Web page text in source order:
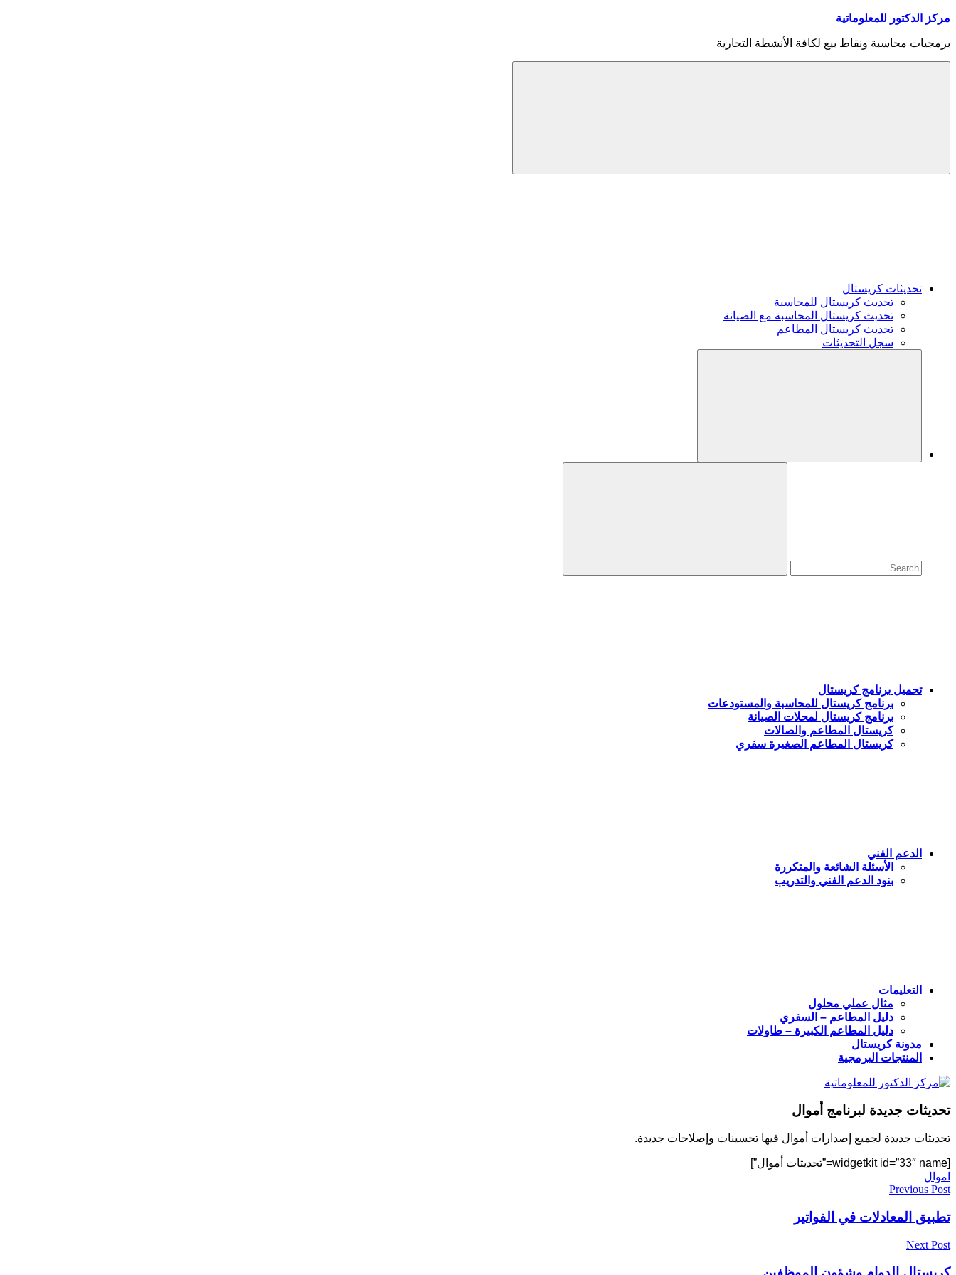
Skip
content
مركز الدكتور للمعلوماتية
برمجيات محاسبة ونقاط بيع لكافة الأنشطة التجارية
Menu
تحديثات كريستال
تحديث كريستال للمحاسبة
تحديث كريستال المحاسبة مع الصيانة
تحديث كريستال المطاعم
سجل التحديثات
Search
تحميل برنامج كريستال
برنامج كريستال للمحاسبة والمستودعات
برنامج كريستال لمحلات الصيانة
كريستال المطاعم والصالات
كريستال المطاعم الصغيرة سفري
الدعم الفني
الأسئلة الشائعة والمتكررة
بنود الدعم الفني والتدريب
التعليمات
مثال عملي محلول
دليل المطاعم – السفري
دليل المطاعم الكبيرة – طاولات
مدونة كريستال
المنتجات البرمجية
تحديثات جديدة لبرنامج أموال
تحديثات جديدة لجميع إصدارات أموال فيها تحسينات وإصلاحات جديدة.
[widgetkit id=”33″ name=”تحديثات أموال”]
اموال
تصفّح
المقالات
Previous Post
تطبيق المعادلات في الفواتير
Next Post